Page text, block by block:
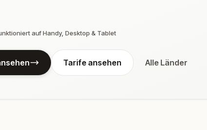
auf Handy, Desktop & Tablet
Tarife ansehen Alle Länder